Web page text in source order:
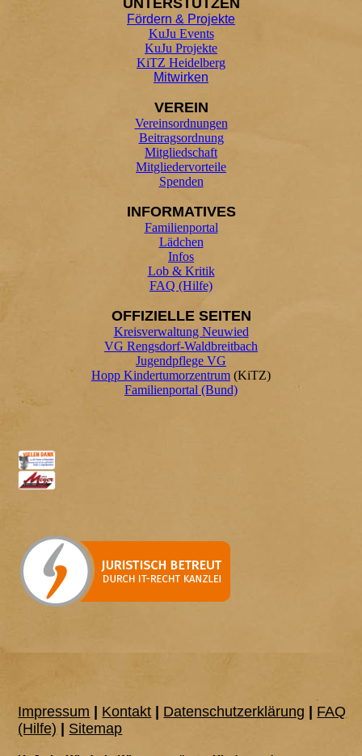
UNTERSTÜTZEN
Fördern & Projekte
KuJu Events
KuJu Projekte
KiTZ Heidelberg
Mitwirken
VEREIN
Vereinsordnungen
Beitragsordnung
Mitgliedschaft
Mitgliedervorteile
Spenden
INFORMATIVES
Familienportal
Lädchen
Infos
Lob & Kritik
FAQ (Hilfe)
OFFIZIELLE SEITEN
Kreisverwaltung Neuwied
VG Rengsdorf-Waldbreitbach
Jugendpflege VG
Hopp Kindertumorzentrum (KiTZ)
Familienportal (Bund)
Impressum Kontakt Datenschutzerklärung
FAQ
(Hilfe)
Sitemap